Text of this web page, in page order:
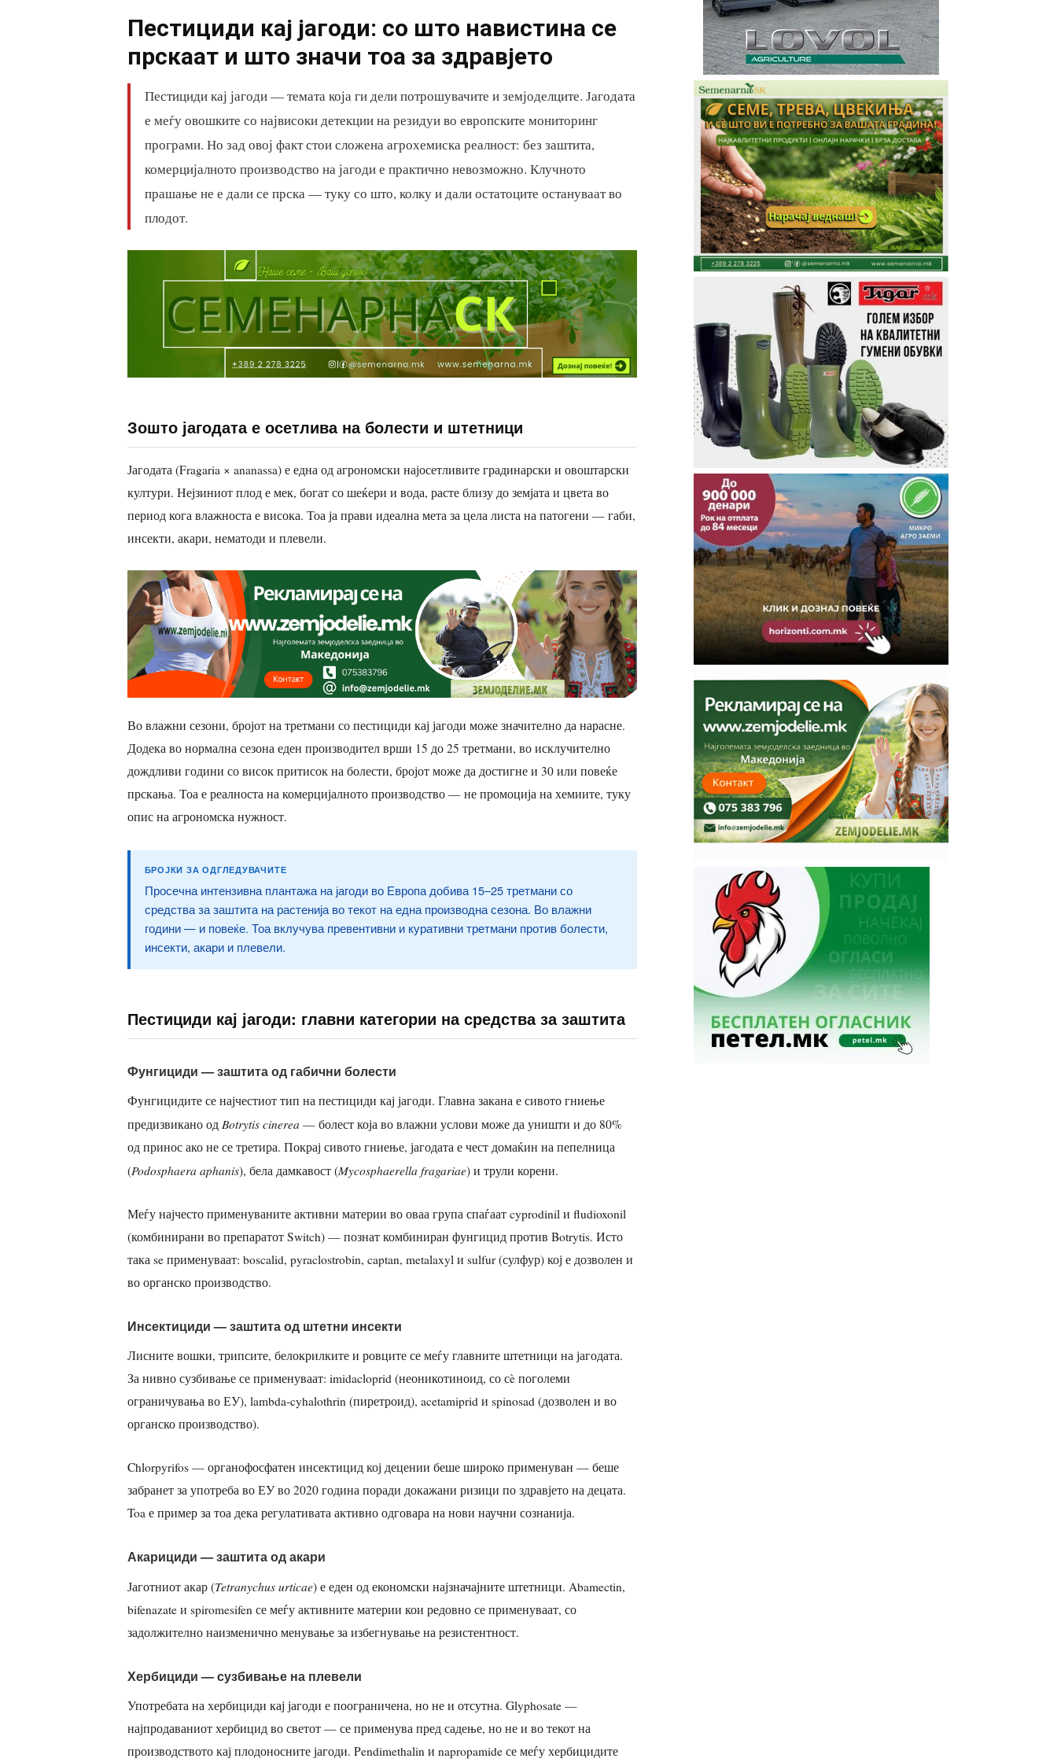
Пестициди кај јагоди: со што навистина се
прскаат и што значи тоа за здравјето
Пестициди кај јагоди — темата која ги дели потрошувачите и земјоделците. Јагодата
е меѓу овошките со највисоки детекции на резидуи во европските мониторинг
програми. Но зад овој факт стои сложена агрохемиска реалност: без заштита,
комерцијалното производство на јагоди е практично невозможно. Клучното
прашање не е дали се прска — туку со што, колку и дали остатоците остануваат во
плодот.
Зошто јагодата е осетлива на болести и штетници
Јагодата (Fragaria × ananassa) е една од агрономски најосетливите градинарски и овоштарски
култури. Нејзиниот плод е мек, богат со шеќери и вода, расте близу до земјата и цвета во
период кога влажноста е висока. Тоа ја прави идеална мета за цела листа на патогени — габи,
инсекти, акари, нематоди и плевели.
Во влажни сезони, бројот на третмани со пестициди кај јагоди може значително да нарасне.
Додека во нормална сезона еден производител врши 15 до 25 третмани, во исклучително
дождливи години со висок притисок на болести, бројот може да достигне и 30 или повеќе
прскања. Тоа е реалноста на комерцијалното производство — не промоција на хемиите, туку
опис на агрономска нужност.
БРОЈКИ ЗА ОДГЛЕДУВАЧИТЕ
Просечна интензивна плантажа на јагоди во Европа добива 15–25 третмани со
средства за заштита на растенија во текот на една производна сезона. Во влажни
години — и повеќе. Тоа вклучува превентивни и куративни третмани против болести,
инсекти, акари и плевели.
Пестициди кај јагоди: главни категории на средства за заштита
Фунгициди — заштита од габични болести
Фунгицидите се најчестиот тип на пестициди кај јагоди. Главна закана е сивото гниење
предизвикано од Botrytis cinerea — болест која во влажни услови може да уништи и до 80%
од принос ако не се третира. Покрај сивото гниење, јагодата е чест домаќин на пепелница
(Podosphaera aphanis), бела дамкавост (Mycosphaerella fragariae) и трули корени.
Меѓу најчесто применуваните активни материи во оваа група спаѓаат cyprodinil и fludioxonil
(комбинирани во препаратот Switch) — познат комбиниран фунгицид против Botrytis. Исто
така se применуваат: boscalid, pyraclostrobin, captan, metalaxyl и sulfur (сулфур) кој е дозволен и
во органско производство.
Инсектициди — заштита од штетни инсекти
Лисните вошки, трипсите, белокрилките и ровците се меѓу главните штетници на јагодата.
За нивно сузбивање се применуваат: imidacloprid (неоникотиноид, со сè поголеми
ограничувања во ЕУ), lambda-cyhalothrin (пиретроид), acetamiprid и spinosad (дозволен и во
органско производство).
Chlorpyrifos — органофосфатен инсектицид кој децении беше широко применуван — беше
забранет за употреба во ЕУ во 2020 година поради докажани ризици по здравјето на децата.
Toa е пример за тоа дека регулативата активно одговара на нови научни сознанија.
Акарициди — заштита од акари
Јаготниот акар (Tetranychus urticae) е еден од економски најзначајните штетници. Abamectin,
bifenazate и spiromesifen се меѓу активните материи кои редовно се применуваат, со
задолжително наизменично менување за избегнување на резистентност.
Хербициди — сузбивање на плевели
Употребата на хербициди кај јагоди е поограничена, но не и отсутна. Glyphosate —
најпродаваниот хербицид во светот — се применува пред садење, но не и во текот на
производството кај плодоносните јагоди. Pendimethalin и napropamide се меѓу хербицидите